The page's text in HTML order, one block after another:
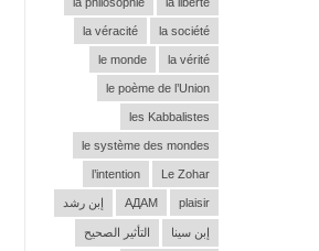
la société
la véracité
la vérité
le monde
le poème de l’Union
les Kabbalistes
le système des mondes
Le Zohar
l’intention
plaisir
АДАМ إبن رشد
إبن سينا التأثير الصحيح